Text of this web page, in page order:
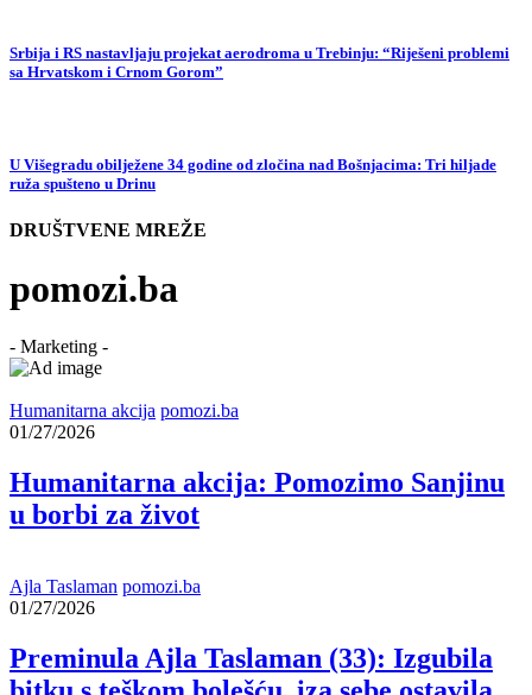
Srbija i RS nastavljaju projekat aerodroma u Trebinju: “Riješeni problemi
sa Hrvatskom i Crnom Gorom”
U Višegradu obilježene 34 godine od zločina nad Bošnjacima: Tri hiljade
ruža spušteno u Drinu
DRUŠTVENE MREŽE
pomozi.ba
- Marketing -
Humanitarna akcija pomozi.ba
01/27/2026
Humanitarna akcija: Pomozimo Sanjinu
u borbi za život
Ajla Taslaman pomozi.ba
01/27/2026
Preminula Ajla Taslaman (33): Izgubila